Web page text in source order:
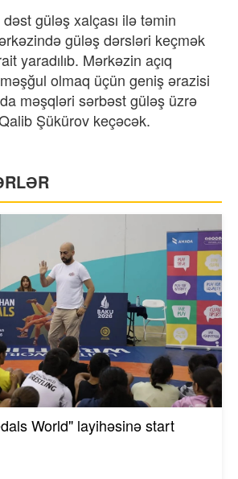
güləş xalçası ilə təmin
güləş dərsləri keçmək
yaradılıb. Mərkəzin açıq
olmaq üçün geniş ərazisi
məşqləri sərbəst güləş üzrə
Şükürov keçəcək.
World" layihəsinə start